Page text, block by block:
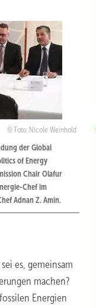
Foto: Nicole Weinhold
der Global
of Energy
Chair Olafur
Chef im
Adnan Z. Amin.
es, gemeinsam
machen?
Energien